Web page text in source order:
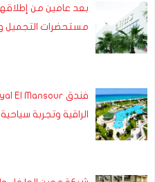
مستحضرات التجميل
الراقية وتجربة